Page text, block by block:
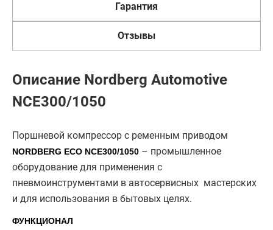
Гарантия
Отзывы
Описание Nordberg Automotive
NCE300/1050
Поршневой компрессор с ременным приводом
NORDBERG ECO NCE300/1050 – промышленное
оборудование для применения с
пневмоинструментами в автосервисных мастерских
и для использования в бытовых целях.
ФУНКЦИОНАЛ